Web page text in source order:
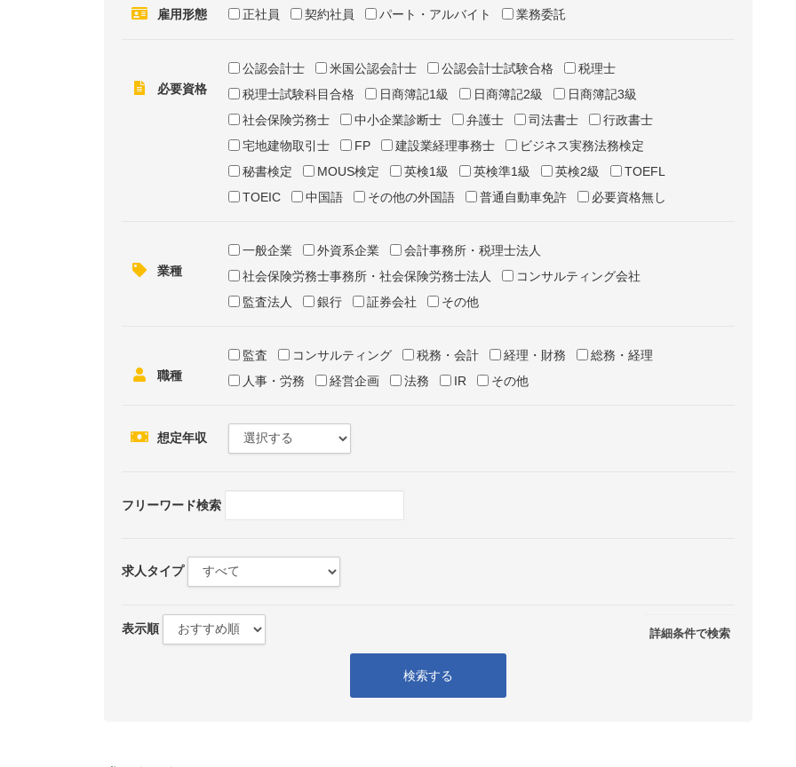
雇用形態 正社員 契約社員 パート・アルバイト 業務委託
必要資格
公認会計士 米国公認会計士 公認会計士試験合格
税理士
税理士試験科目合格
日商簿記1級 日商簿記2級
日商簿記3級
社会保険労務士
中小企業診断士 弁護士 司法書士
行政書士
宅地建物取引士
FP 建設業経理事務士
ビジネス実務法務検定
秘書検定
MOUS検定 英検1級 英検準1級 英検2級
TOEFL
TOEIC
中国語 その他の外国語 普通自動車免許 必要資格無し
業種
一般企業 外資系企業
会計事務所・税理士法人
社会保険労務士事務所・社会保険労務士法人
コンサルティング会社
監査法人
銀行 証券会社 その他
職種
監査 コンサルティング 税務・会計 経理・財務
総務・経理
人事・労務
経営企画 法務 IR その他
想定年収
フリーワード検索
求人タイプ
Show
表示
詳細条件で検索
表示順
検索する